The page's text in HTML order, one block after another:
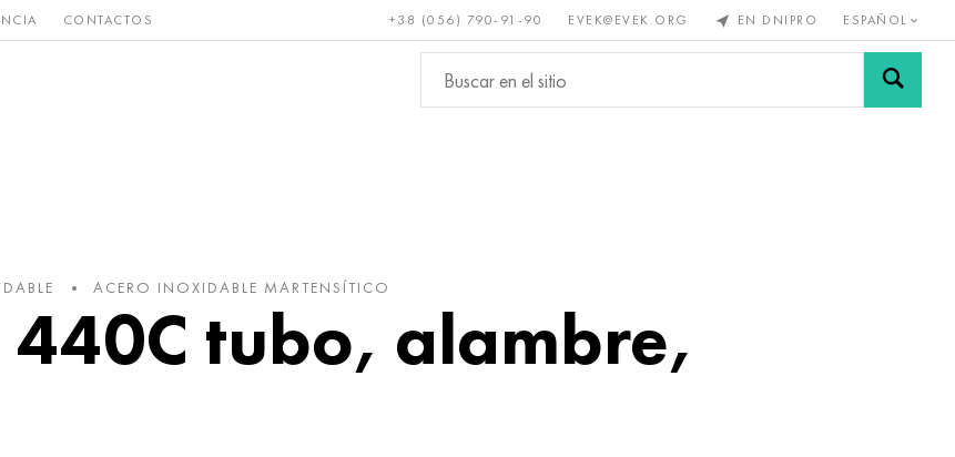
CONTACTOS +38 (056) 790-91-90 EVEK@EVEK.ORG EN DNIPRO ESPAÑOL
Raro y Bronce, cobre, Metales no
ferrosos
Aleación de Mallas y
ACERO INOXIDABLE MARTENSÍTICO
440C tubo, alambre,